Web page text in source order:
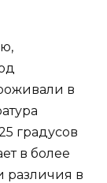
в
градусов
в более
различия в